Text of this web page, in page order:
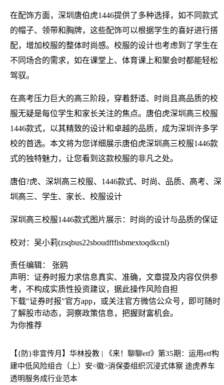
在配饰方面，深圳唐伯虎1446提供了多种选择，如不同款式
的帽子、领带和胸牌，这些配饰可以根据学生的喜好进行搭
配，增加校服的整体时尚感。校服的设计也考虑到了学生在
不同场合的需求，如在课堂上、体育课上和聚会时都能轻松
驾驭。
在高考压力巨大的高三阶段，穿着舒适、时尚且高品质的校
服无疑是每位学生和家长关注的焦点。唐伯虎深圳高三校服
1446款式，以其精致的设计和卓越的品质，成为深圳许多学
校的首选。本文将为您详细展示唐伯虎深圳高三校服1446款
式的独特魅力，让您看到这款校服的非凡之处。
唐伯?虎、深圳高三校服、1446款式、时尚、品质、高考、深
圳高三、学生、家长、校服设计
深圳高三校服1446款式图片展示：时尚的设计与品质的保证
校对：吴小莉(zsqbus22sboudfffisbmextoqdkcnl)
责任编辑： 张鸥
声明：证券时报力求信息真实、准确，文章提及内容仅供参
考，不构成实质性投资建议，据此操作风险自担
下载"证券时报"官方app，或关注官方微信公众号，即可随时
了解股市动态，洞察政策信息，把握财富机会。
为你推荐
【{防}非宣传月】华林投教 | 《来！聊聊etf》第35期：运用etf构
建中低风险组合（上） 安<徽>消保委组织沉浸式体察 途虎养车
透明服务成行业范本